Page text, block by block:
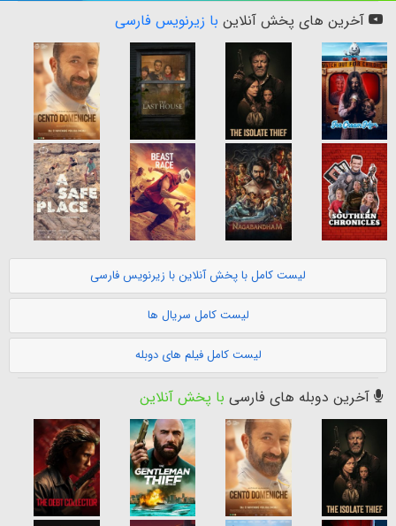
آخرین های پخش آنلاین با زیرنویس فارسی
لیست کامل با پخش آنلاین با زیرنویس فارسی
لیست کامل سریال ها
لیست کامل فیلم های دوبله
آخرین دوبله های فارسی با پخش آنلاین